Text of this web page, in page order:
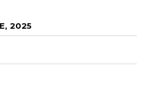
2025